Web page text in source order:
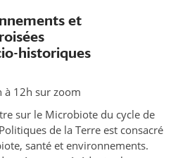
et
historiques
à 12h sur zoom
sur le Microbiote du cycle de
de la Terre est consacré
santé et environnements.